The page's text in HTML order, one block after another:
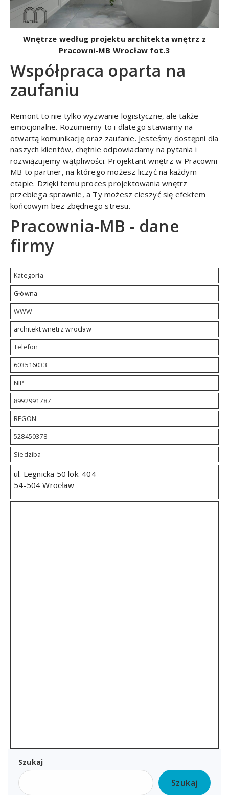
Wnętrze według projektu architekta wnętrz z
Pracowni-MB Wrocław fot.3
Współpraca oparta na
zaufaniu
Remont to nie tylko wyzwanie logistyczne, ale także
emocjonalne. Rozumiemy to i dlatego stawiamy na
otwartą komunikację oraz zaufanie. Jesteśmy dostępni dla
naszych klientów, chętnie odpowiadamy na pytania i
rozwiązujemy wątpliwości. Projektant wnętrz w Pracowni
MB to partner, na którego możesz liczyć na każdym
etapie. Dzięki temu proces projektowania wnętrz
przebiega sprawnie, a Ty możesz cieszyć się efektem
końcowym bez zbędnego stresu.
Pracownia-MB - dane
firmy
Kategoria
Główna
WWW
architekt wnętrz wrocław
Telefon
603516033
NIP
8992991787
REGON
528450378
Siedziba
ul. Legnicka 50 lok. 404
54-504 Wrocław
Szukaj
Szukaj